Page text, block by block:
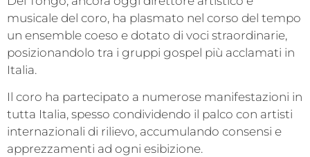
musicale del coro, ha plasmato nel corso del tempo
un ensemble coeso e dotato di voci straordinarie,
posizionandolo tra i gruppi gospel più acclamati in
Italia.
Il coro ha partecipato a numerose manifestazioni in
tutta Italia, spesso condividendo il palco con artisti
internazionali di rilievo, accumulando consensi e
apprezzamenti ad ogni esibizione.